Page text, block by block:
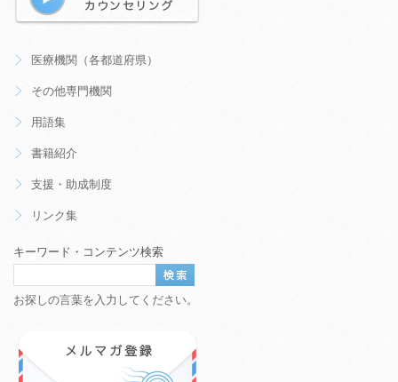
医療機関（各都道府県）
その他専門機関
用語集
書籍紹介
支援・助成制度
リンク集
キーワード・コンテンツ検索
お探しの言葉を入力してください。